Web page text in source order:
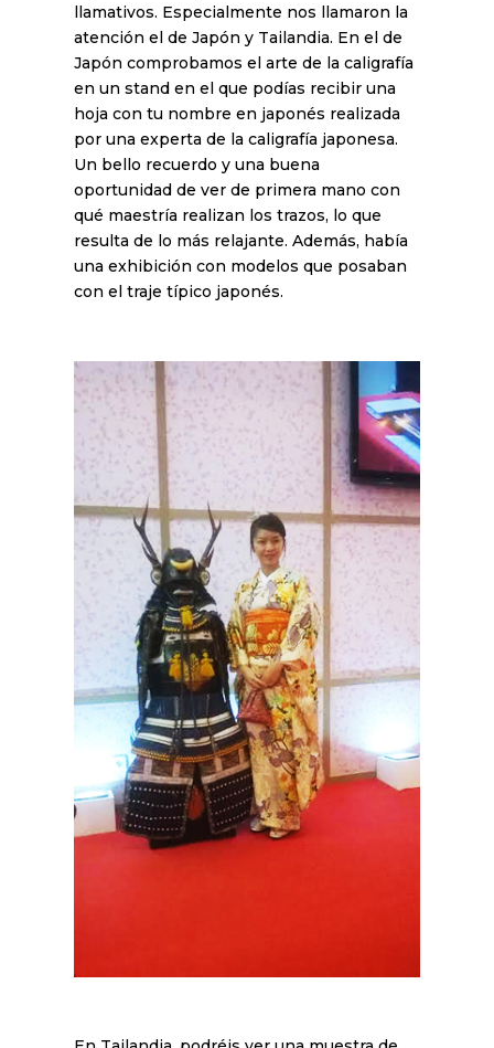
llamativos. Especialmente nos llamaron la
atención el de Japón y Tailandia. En el de
Japón comprobamos el arte de la caligrafía
en un stand en el que podías recibir una
hoja con tu nombre en japonés realizada
por una experta de la caligrafía japonesa.
Un bello recuerdo y una buena
oportunidad de ver de primera mano con
qué maestría realizan los trazos, lo que
resulta de lo más relajante. Además, había
una exhibición con modelos que posaban
con el traje típico japonés.